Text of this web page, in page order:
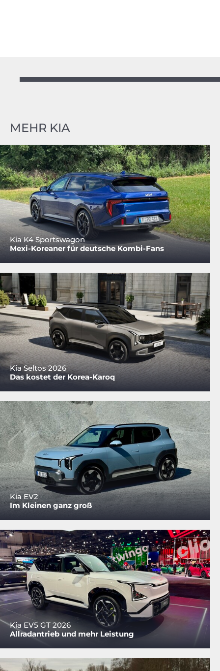
MEHR KIA
Kia K4 Sportswagon
Mexi-Koreaner für deutsche Kombi-Fans
Kia Seltos 2026
Das kostet der Korea-Karoq
Kia EV2
Im Kleinen ganz groß
Kia EV5 GT 2026
Allradantrieb und mehr Leistung